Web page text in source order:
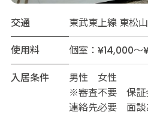
交通
東武東上線 東松
使用料
個室：¥14,000～
入居条件
男性 女性
※審査不要 保証
連絡先必要 面